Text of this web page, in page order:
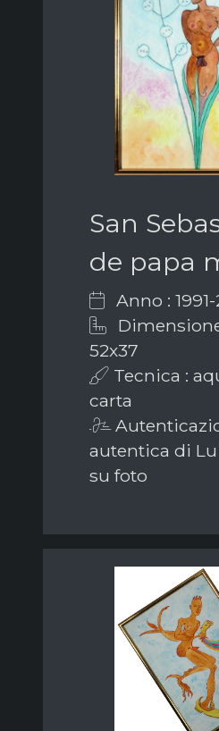
San
de papa
Anno :
52x37
Tecnica :
carta
autentica di
su foto